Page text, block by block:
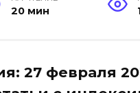
20 мин
27 февраля